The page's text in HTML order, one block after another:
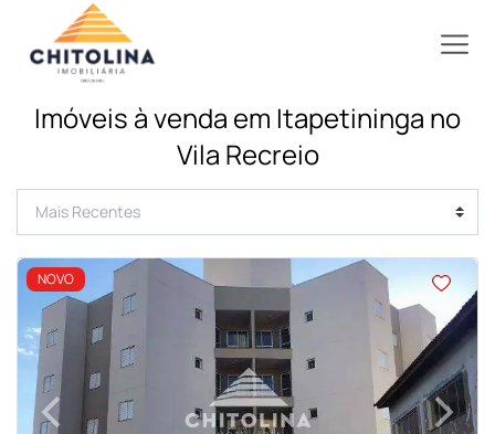
Imóveis à venda em Itapetininga no
Vila Recreio
NOVO
<<<<
‹Previous ›
Next